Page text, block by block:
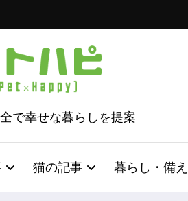
で幸せな暮らしを提案
猫の記事 暮らし・備え